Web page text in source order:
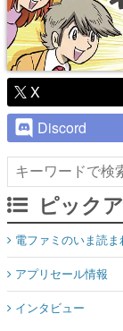
X
Discord
ピック
電ファミのいま読
アプリセール情報
インタビュー